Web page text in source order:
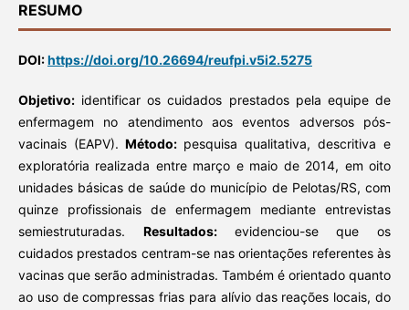
RESUMO
DOI:https://doi.org/10.26694/reufpi.v5i2.5275
Objetivo:identificar os cuidados prestados pela equipe de
enfermagem no atendimento aos eventos adversos pós-
vacinais (EAPV). Método: pesquisa qualitativa, descritiva e
exploratória realizada entre março e maio de 2014, em oito
unidades básicas de saúde do município de Pelotas/RS, com
quinze profissionais de enfermagem mediante entrevistas
semiestruturadas. Resultados: evidenciou-se que os
cuidados prestados centram-se nas orientações referentes às
vacinas que serão administradas. Também é orientado quanto
ao uso de compressas frias para alívio das reações locais, do